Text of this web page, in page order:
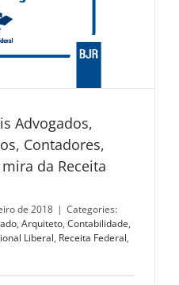
Advogados,
Contadores,
da Receita
de 2018 | Categories:
, Arquiteto, Contabilidade,
Liberal, Receita Federal,